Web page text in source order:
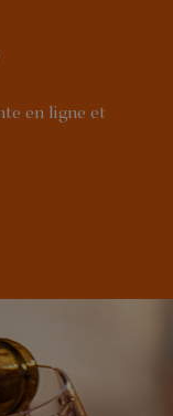
en ligne et